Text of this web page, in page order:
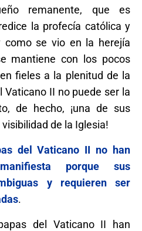
remanente, que es
la profecía católica y
como se vio en la herejía
mantiene con los pocos
fieles a la plenitud de la
II no puede ser la
de hecho, ¡una de sus
de la Iglesia!
del Vaticano II no han
porque sus
y requieren ser
.
del Vaticano II han